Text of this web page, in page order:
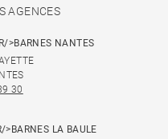
AGENCES
>BARNES NANTES
30
>BARNES LA BAULE